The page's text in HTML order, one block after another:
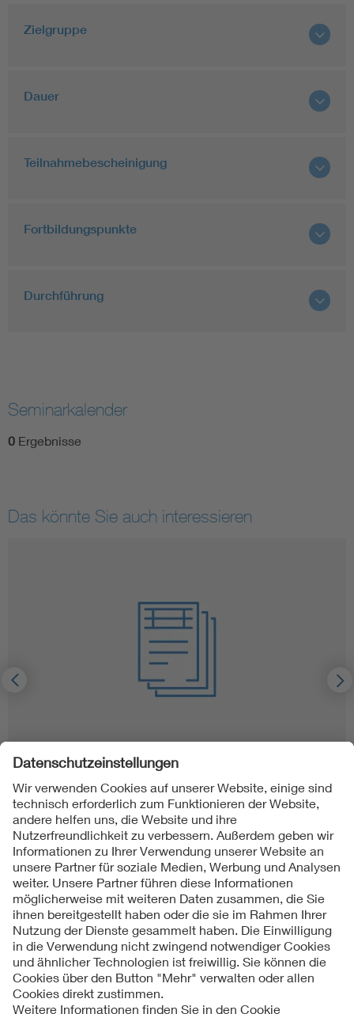
Zielgruppe
Dauer
Teilnahmebescheinigung
Fortbildungspunkte
Durchführung
Seminarkalender
0 Ergebnisse
Das könnte Sie auch interessieren
VDE Weiterbildungsrichtlinie Blitzschutz
Kontakt